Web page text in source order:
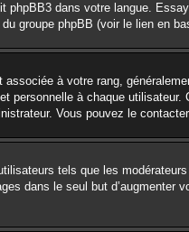
dans votre langue.
groupe phpBB (voir le lien en
à votre rang,
à chaque utilisateur.
Vous pouvez le
tels que les
dans le seul but